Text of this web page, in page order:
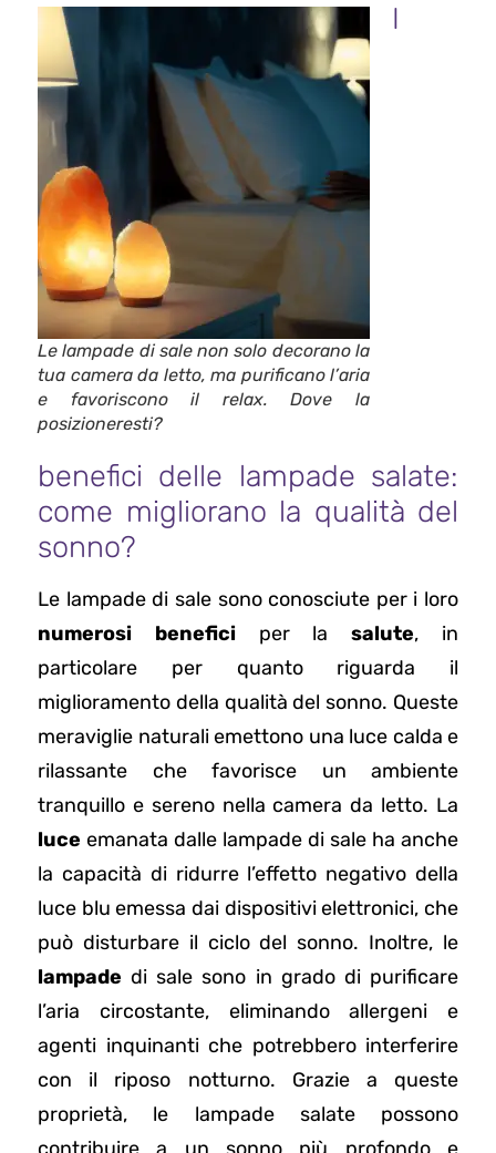
Le lampade di sale non solo decorano la
tua camera da letto, ma purificano l’aria
e favoriscono il relax. Dove la
posizioneresti?
I
benefici delle lampade salate:
come migliorano la qualità del
sonno?
Le lampade di sale sono conosciute per i loro
numerosi beneficiper lasalute, in
particolare per quanto riguarda il
miglioramento della qualità del sonno. Queste
meraviglie naturali emettono una luce calda e
rilassante che favorisce un ambiente
tranquillo e sereno nella camera da letto. La
luce emanata dalle lampade di sale ha anche
la capacità di ridurre l’effetto negativo della
luce blu emessa dai dispositivi elettronici, che
può disturbare il ciclo del sonno. Inoltre, le
lampadedi sale sono in grado di purificare
l’aria circostante, eliminando allergeni e
agenti inquinanti che potrebbero interferire
con il riposo notturno. Grazie a queste
proprietà, le lampade salate possono